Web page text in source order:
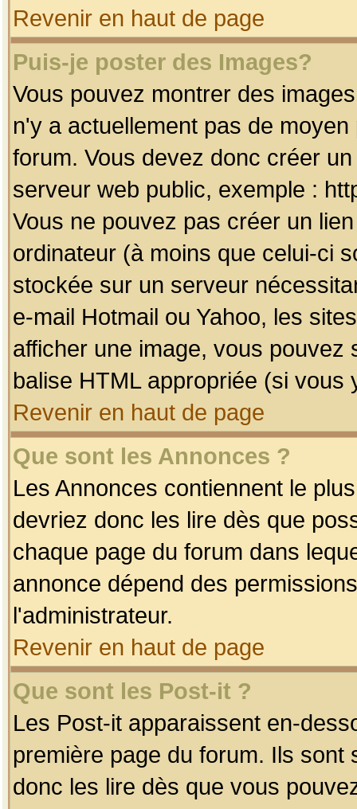
Revenir en haut de page
Puis-je poster des Images?
Vous pouvez montrer des
n'y a actuellement pas de
forum. Vous devez donc créer
serveur web public, exemple :
Vous ne pouvez pas créer un
ordinateur (à moins que celui-ci
stockée sur un serveur
e-mail Hotmail ou Yahoo, les
afficher une image, vous pouvez
balise HTML appropriée (si vous
Revenir en haut de page
Que sont les Annonces ?
Les Annonces contiennent le
devriez donc les lire dès que
chaque page du forum dans
annonce dépend des
l'administrateur.
Revenir en haut de page
Que sont les Post-it ?
Les Post-it apparaissent en-
première page du forum. Ils
donc les lire dès que vous